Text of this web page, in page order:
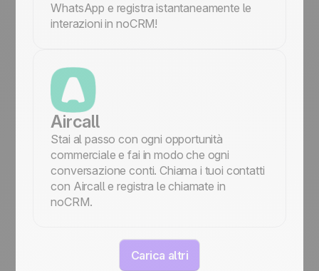
WhatsApp e registra istantaneamente le
interazioni in noCRM!
Aircall
Stai al passo con ogni opportunità
commerciale e fai in modo che ogni
conversazione conti. Chiama i tuoi contatti
con Aircall e registra le chiamate in
noCRM.
Carica altri